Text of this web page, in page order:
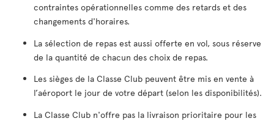
contraintes opérationnelles comme des retards et des
changements d'horaires.
La sélection de repas est aussi offerte en vol, sous réserve
de la quantité de chacun des choix de repas.
Les sièges de la Classe Club peuvent être mis en vente à
l’aéroport le jour de votre départ (selon les disponibilités).
La Classe Club n'offre pas la livraison prioritaire pour les